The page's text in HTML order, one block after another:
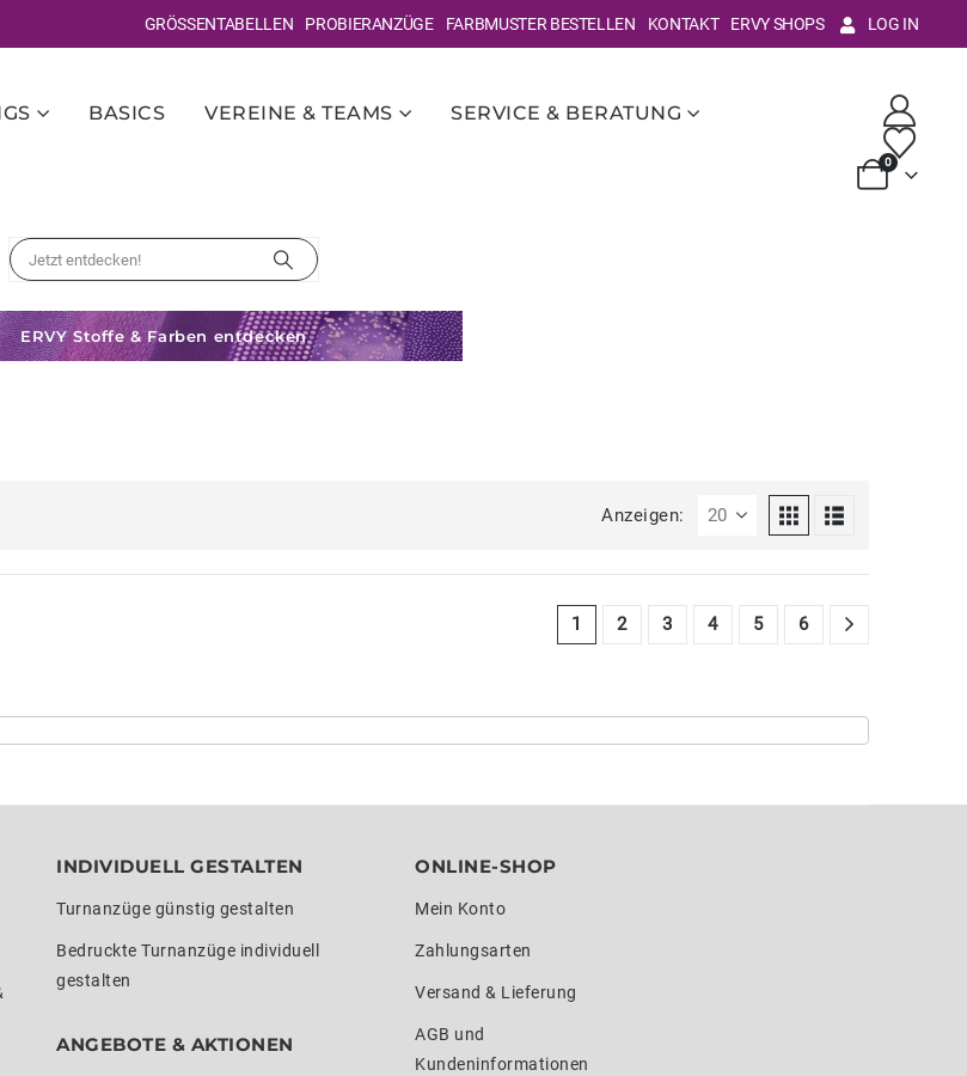
GRÖSSENTABELLEN PROBIERANZÜGE FARBMUSTER BESTELLEN KONTAKT ERVY SHOPS LOG IN
BASICS VEREINE & TEAMS SERVICE & BERATUNG
0
ERVY Stoffe & Farben entdecken
Anzeigen:
1 2 3 4 5 6
INDIVIDUELL GESTALTEN
Turnanzüge günstig gestalten
Bedruckte Turnanzüge individuell
gestalten
ANGEBOTE & AKTIONEN
ONLINE-SHOP
Mein Konto
Zahlungsarten
Versand & Lieferung
AGB und
Kundeninformationen